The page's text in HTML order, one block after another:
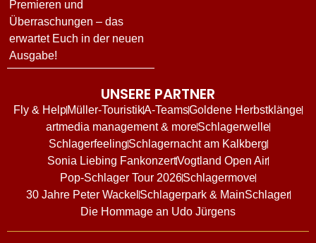
Premieren und
Überraschungen – das
erwartet Euch in der neuen
Ausgabe!
UNSERE PARTNER
Fly & HelpMüller-TouristikA-TeamsGoldene Herbstklänge
artmedia management & moreSchlagerwelle
SchlagerfeelingSchlagernacht am Kalkberg
Sonia Liebing FankonzertVogtland Open Air
Pop-Schlager Tour 2026Schlagermove
30 Jahre Peter Wackel Schlagerpark & MainSchlager
Die Hommage an Udo Jürgens